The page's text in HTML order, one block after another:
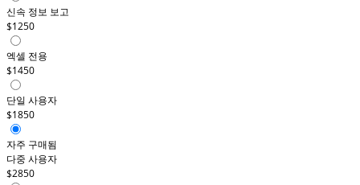
신속 정보 보고
$1250
엑셀 전용
$1450
단일 사용자
$1850
자주 구매됨
다중 사용자
$2850